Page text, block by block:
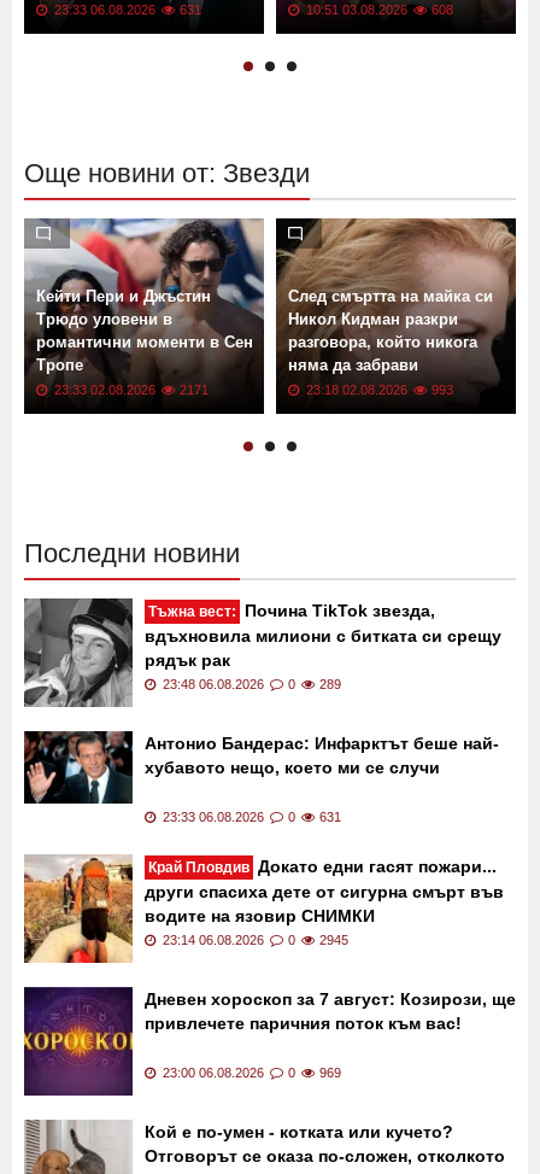
23:33 06.08.2026 631 10:51 03.08.2026 608
Още новини от: Звезди
Кейти Пери и Джъстин
Трюдо уловени в
романтични моменти в Сен
Тропе
23:33 02.08.2026 2171
След смъртта на майка си
Никол Кидман разкри
разговора, който никога
няма да забрави
23:18 02.08.2026 993
Последни новини
Тъжна вест:
Почина TikTok звезда,
вдъхновила милиони с битката си срещу
рядък рак
23:48 06.08.2026 0 289
Антонио Бандерас: Инфарктът беше най-
хубавото нещо, което ми се случи
23:33 06.08.2026 0 631
Край Пловдив Докато едни гасят пожари...
други спасиха дете от сигурна смърт във
водите на язовир СНИМКИ
23:14 06.08.2026 0 2945
Дневен хороскоп за 7 август: Козирози, ще
привлечете паричния поток към вас!
23:00 06.08.2026 0 969
Кой е по-умен - котката или кучето?
Отговорът се оказа по-сложен, отколкото